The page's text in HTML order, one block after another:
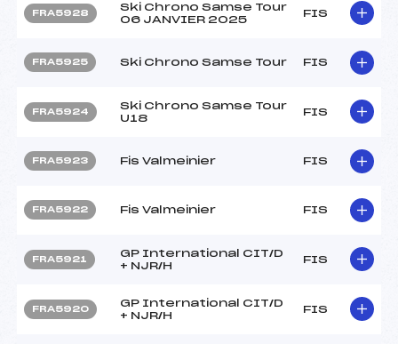
FRA5928
Ski Chrono Samse Tour
06 JANVIER 2025
FIS
FRA5925 Ski Chrono Samse Tour FIS
FRA5924
Ski Chrono Samse Tour
U18
FIS
FRA5923 Fis Valmeinier FIS
FRA5922 Fis Valmeinier FIS
FRA5921
GP International CIT/D
+ NJR/H
FIS
FRA5920
GP International CIT/D
+ NJR/H
FIS